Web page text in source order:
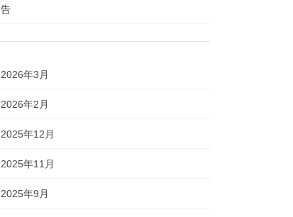
告
2026年3月
2026年2月
2025年12月
2025年11月
2025年9月